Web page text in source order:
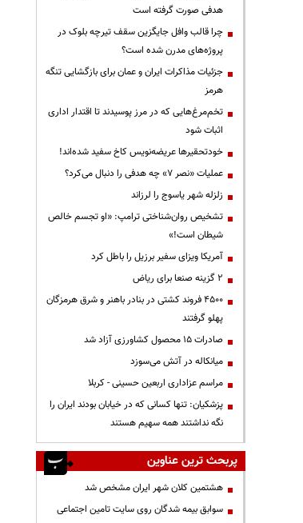
هدفی صورت گرفته است
چرا قالب وافل جایگزین سقف تیرچه بلوک در
پروژه‌های مدرن شده است؟
جزئیات مذاکرات ایران و عمان برای بازگشایی تنگه
هرمز
تخم‌مرغ‌هایی که در مرز پوسیدند تا اقتدار اداری
اثبات شود
خودتحقیرها عریضه‌نویس کاخ سفید شده‌اند!
عملیات «نصر ۷» چه هدفی را دنبال می‌کرد؟
زلزله شهر یاسوج را لرزاند
تشخیص روان‌شناختی ترامپ: «او تجسم خالص
شیطان است!»
آمریکا ویزای سفیر برزیل را باطل کرد
۲ گزینه صنعا برای ریاض
۴۵۰۰ فروند کشتی در بنادر باهنر و شرق هرمزگان
پهلو گرفتند
صادرات ۱۵ محصول کشاورزی آزاد شد
میانکاله در آتش می‌سوزد
مراسم عزاداری اربعین حسینی - کربلا
پزشکیان: تنها کسانی که در خیابان بودند ایران را
نگه نداشتند همه سهیم هستند
پربحث ترین عناوین
هشتمین کلان شهر ایران مشخص شد
سوابق بیمه شدگان روی سایت تامین اجتماعی